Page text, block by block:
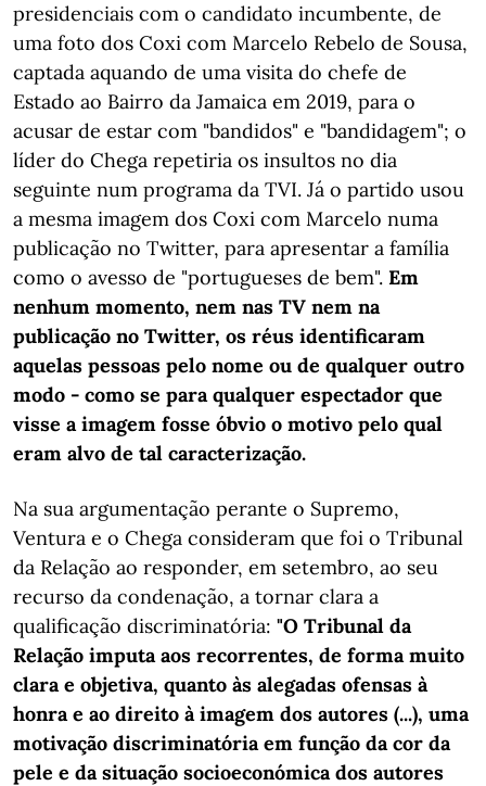
presidenciais com o candidato incumbente, de
uma foto dos Coxi com Marcelo Rebelo de Sousa,
captada aquando de uma visita do chefe de
Estado ao Bairro da Jamaica em 2019, para o
acusar de estar com "bandidos" e "bandidagem"; o
líder do Chega repetiria os insultos no dia
seguinte num programa da TVI. Já o partido usou
a mesma imagem dos Coxi com Marcelo numa
publicação no Twitter, para apresentar a família
como o avesso de "portugueses de bem". Em
nenhum momento, nem nas TV nem na
publicação no Twitter, os réus identificaram
aquelas pessoas pelo nome ou de qualquer outro
modo - como se para qualquer espectador que
visse a imagem fosse óbvio o motivo pelo qual
eram alvo de tal caracterização.
Na sua argumentação perante o Supremo,
Ventura e o Chega consideram que foi o Tribunal
da Relação ao responder, em setembro, ao seu
recurso da condenação, a tornar clara a
qualificação discriminatória: "O Tribunal da
Relação imputa aos recorrentes, de forma muito
clara e objetiva, quanto às alegadas ofensas à
honra e ao direito à imagem dos autores (...), uma
motivação discriminatória em função da cor da
pele e da situação socioeconómica dos autores